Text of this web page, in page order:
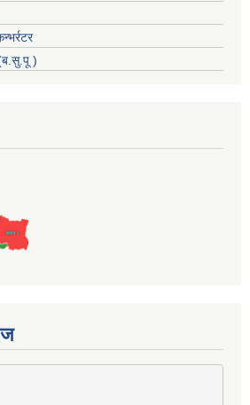
)